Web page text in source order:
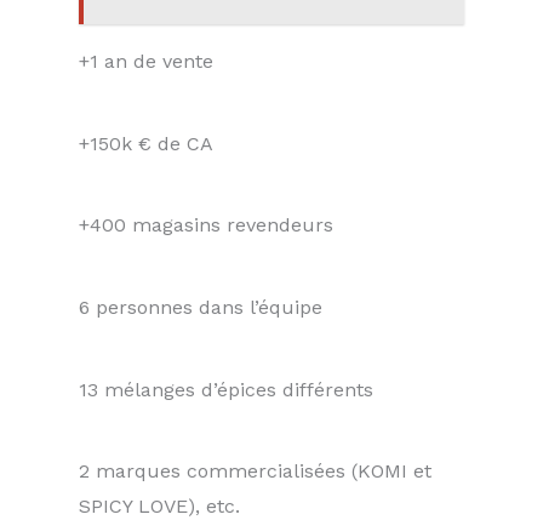
+1 an de vente
+150k € de CA
+400 magasins revendeurs
6 personnes dans l’équipe
13 mélanges d’épices différents
2 marques commercialisées (KOMI et
SPICY LOVE), etc.